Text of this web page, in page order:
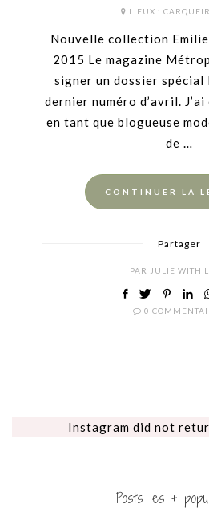
LIEUX :
Nouvelle collection
2015 Le magazine
signer un dossier spécial
dernier numéro d’avril.
en tant que blogueuse
de …
CONTINUER LA
Partager
PAR JULIE WITH
0
Instagram did not
Posts les +